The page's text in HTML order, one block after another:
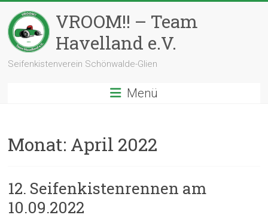
Inhalt
springen
VROOM!! – Team
Havelland e.V.
Seifenkistenverein Schönwalde-Glien
Menü
Monat: April 2022
12. Seifenkistenrennen am
10.09.2022